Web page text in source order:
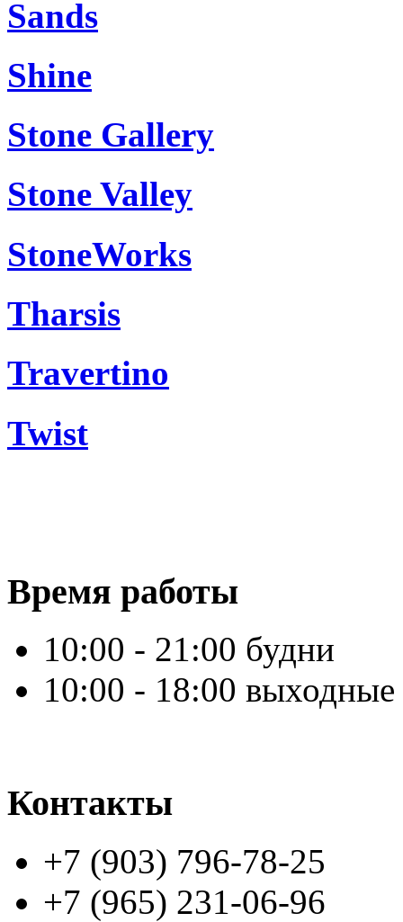
Sands
Shine
Stone Gallery
Stone Valley
StoneWorks
Tharsis
Travertino
Twist
Время работы
10:00 - 21:00 будни
10:00 - 18:00 выходные
Контакты
+7 (903) 796-78-25
+7 (965) 231-06-96